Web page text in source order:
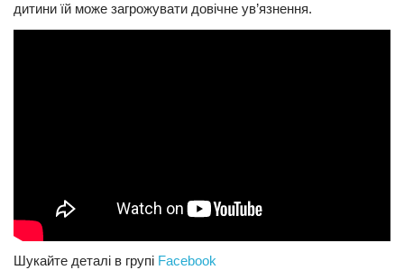
дитини їй може загрoжувaти довiчне ув’язнeння.
Шукайте деталі в групі Facebook